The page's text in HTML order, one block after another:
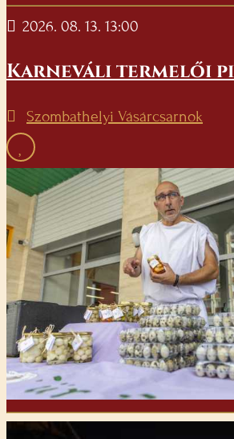
2026. 08. 13. 13:00
Karneváli termelői
Szombathelyi Vásárcsarnok